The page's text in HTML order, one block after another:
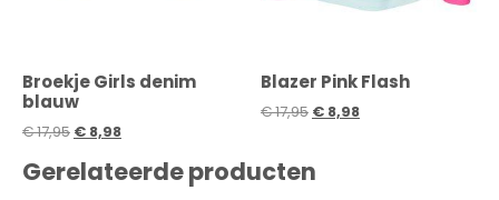
Broekje Girls denim
blauw
€17,95 € 8,98
Blazer Pink Flash
€17,95 € 8,98
Gerelateerde producten